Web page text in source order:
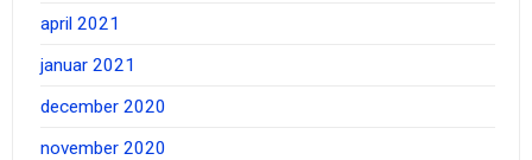
april 2021
januar 2021
december 2020
november 2020